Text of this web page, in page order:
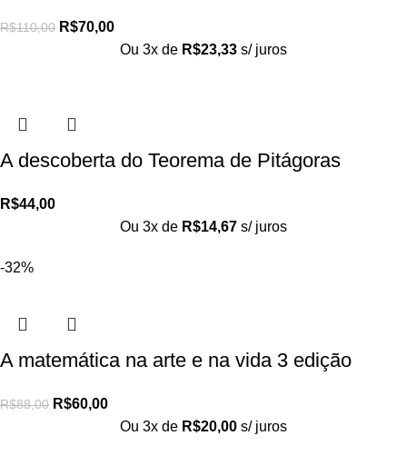
R$110,00 R$70,00
Ou 3x de R$23,33 s/ juros
A descoberta do Teorema de Pitágoras
R$44,00
Ou 3x de R$14,67 s/ juros
-32%
A matemática na arte e na vida 3 edição
R$88,00 R$60,00
Ou 3x de R$20,00 s/ juros